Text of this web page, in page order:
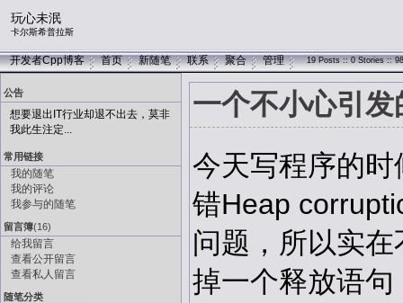
玩心未泯
卡尔斯希普拉斯
开发者Cpp博客 首页 新随笔 联系 聚合 管理 19 Posts :: 0 Stories ::
公告
想要退出IT行业却退不出去，莫非
我此生注定...
常用链接
我的随笔
我的评论
我参与的随笔
留言簿(16)
给我留言
查看公开留言
查看私人留言
随笔分类
一个不小心引
今天写程序的
错Heap
问题，所以实
掉一个释放语